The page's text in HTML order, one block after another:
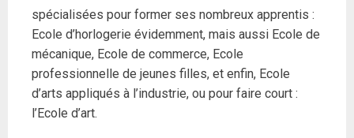
spécialisées pour former ses nombreux apprentis :
Ecole d’horlogerie évidemment, mais aussi Ecole de
mécanique, Ecole de commerce, Ecole
professionnelle de jeunes filles, et enfin, Ecole
d’arts appliqués à l’industrie, ou pour faire court :
l’Ecole d’art.